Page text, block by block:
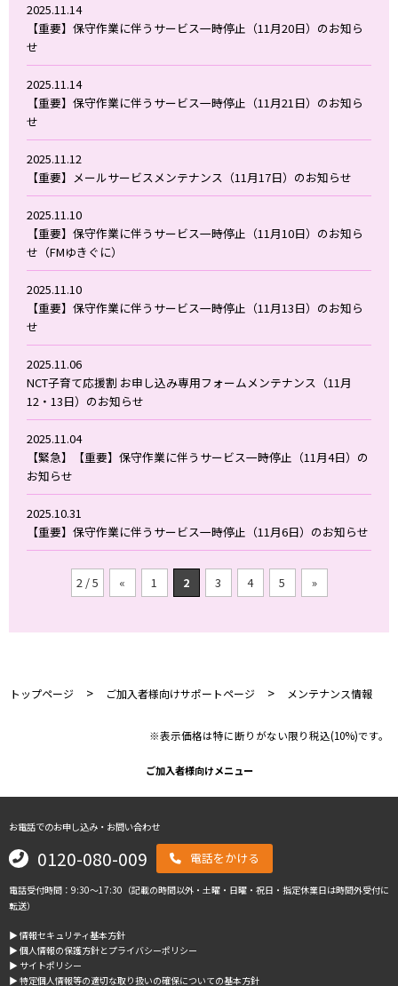
2025.11.14
【重要】保守作業に伴うサービス一時停止（11月20日）のお知ら
せ
2025.11.14
【重要】保守作業に伴うサービス一時停止（11月21日）のお知ら
せ
2025.11.12
【重要】メールサービスメンテナンス（11月17日）のお知らせ
2025.11.10
【重要】保守作業に伴うサービス一時停止（11月10日）のお知ら
せ（FMゆきぐに）
2025.11.10
【重要】保守作業に伴うサービス一時停止（11月13日）のお知ら
せ
2025.11.06
NCT子育て応援割 お申し込み専用フォームメンテナンス（11月
12・13日）のお知らせ
2025.11.04
【緊急】【重要】保守作業に伴うサービス一時停止（11月4日）の
お知らせ
2025.10.31
【重要】保守作業に伴うサービス一時停止（11月6日）のお知らせ
2 / 5 « 1 2 3 4 5 »
トップページ > ご加入者様向けサポートページ > メンテナンス情報
※表示価格は特に断りがない限り税込(10%)です。
ご加入者様向けメニュー
お電話でのお申し込み・お問い合わせ
0120-080-009 電話をかける
電話受付時間：9:30～17:30（記載の時間以外・土曜・日曜・祝日・指定休業日は時間外受付に
転送）
▶︎ 情報セキュリティ基本方針
▶︎ 個人情報の保護方針とプライバシーポリシー
▶︎ サイトポリシー
▶︎ 特定個人情報等の適切な取り扱いの確保についての基本方針